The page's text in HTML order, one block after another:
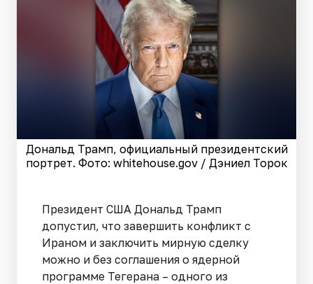
Дональд Трамп, официальный президентский
портрет. Фото: whitehouse.gov / Дэниел Торок
Президент США Дональд Трамп
допустил, что завершить конфликт с
Ираном и заключить мирную сделку
можно и без соглашения о ядерной
программе Тегерана – одного из